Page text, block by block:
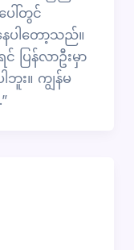
ေါ်တွင်
ပါတော့သည်။
င် ပြန်လာဦးမှာ
ဘူး။ ကျွန်မ